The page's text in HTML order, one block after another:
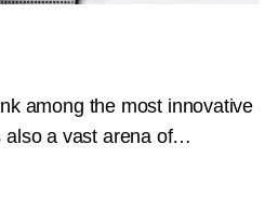
among the most innovative
also a vast arena of
unique, custom piece. The